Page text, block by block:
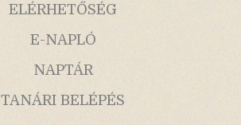
ELÉRHETŐSÉG
E-NAPLÓ
NAPTÁR
TANÁRI BELÉPÉS